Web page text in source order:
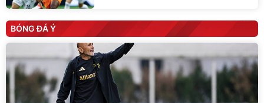
BÓNG ĐÁ Ý